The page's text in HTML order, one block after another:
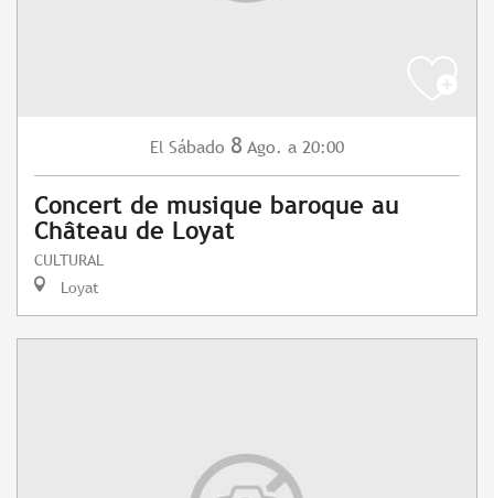
El Sábado 8 Ago. a 20:00
Concert de musique baroque au
Château de Loyat
CULTURAL
Loyat